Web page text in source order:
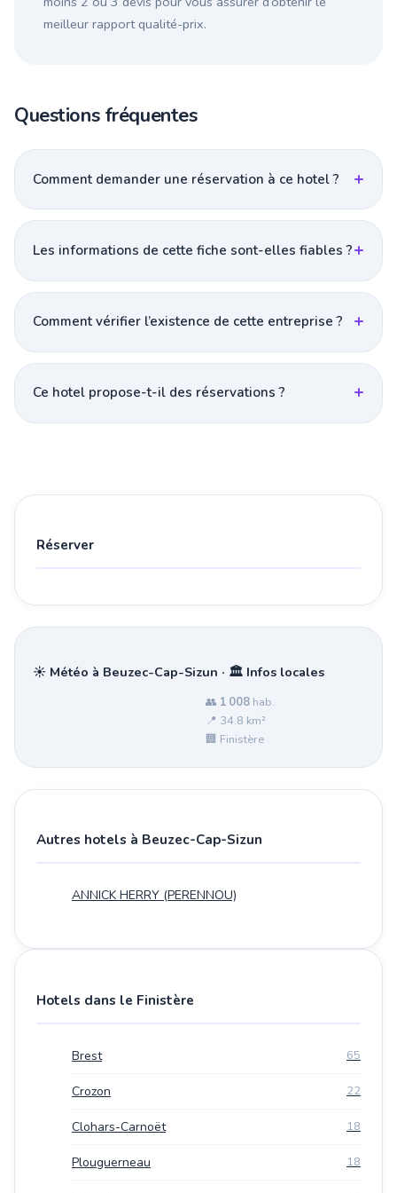
meilleur rapport qualité-prix.
Questions fréquentes
Comment demander une réservation à ce hotel ?
Les informations de cette fiche sont-elles fiables ?
Comment vérifier l’existence de cette entreprise ?
Ce hotel propose-t-il des réservations ?
Réserver
☀️ Météo à Beuzec-Cap-Sizun · 🏛️ Infos locales
👥 1 008 hab.
📍 34.8 km²
🏢 Finistère
Autres hotels à Beuzec-Cap-Sizun
ANNICK HERRY (PERENNOU)
Hotels dans le Finistère
Brest 65
Crozon 22
Clohars-Carnoët 18
Plouguerneau 18